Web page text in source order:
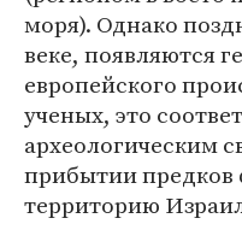
моря). Однако
веке, появляются
европейского
ученых, это
археологическим
прибытии
территорию